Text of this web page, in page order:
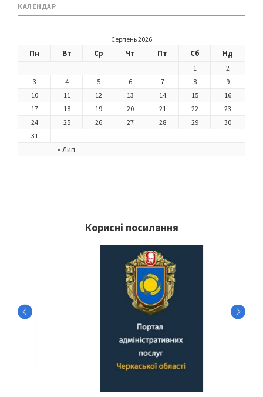
КАЛЕНДАР
Серпень 2026
Пн Вт Ср Чт Пт Сб Нд
« Лип
1
2
3
4 5 6 7 8
9
10
11 12 13 14 15
16
17
18 19 20 21 22
23
24
25 26 27 28 29
30
31
Корисні посилання